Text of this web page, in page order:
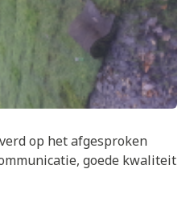
op het afgesproken
goede kwaliteit